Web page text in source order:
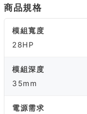
商品規格
模組寬度
28HP
模組深度
35mm
電源需求